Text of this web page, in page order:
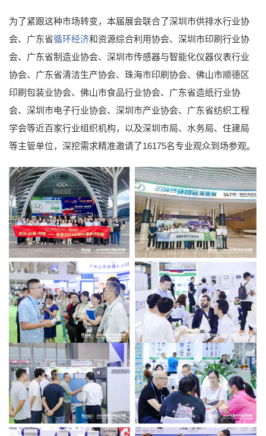
为了紧跟这种市场转变，本届展会联合了深圳市供排水行业协
会、广东省循环经济和资源综合利用协会、深圳市印刷行业协
会、广东省制造业协会、深圳市传感器与智能化仪器仪表行业
协会、广东省清洁生产协会、珠海市印刷协会、佛山市顺德区
印刷包装业协会、佛山市食品行业协会、广东省造纸行业协
会、深圳市电子行业协会、深圳市产业协会、广东省纺织工程
学会等近百家行业组织机构，以及深圳市局、水务局、住建局
等主管单位，深挖需求精准邀请了16175名专业观众到场参观。